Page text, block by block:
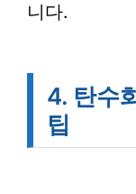
니다.
4. 탄수
팁